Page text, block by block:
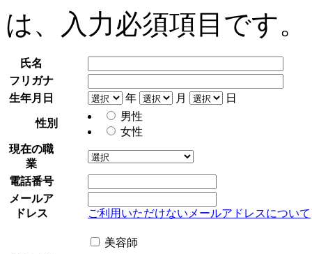
は、入力必須項目です。
氏名
フリガナ
生年月日
年 月 日
性別
男性
女性
現在の職
業
電話番号
メールア
ドレス
ご利用いただけないメールアドレスについて
美容師